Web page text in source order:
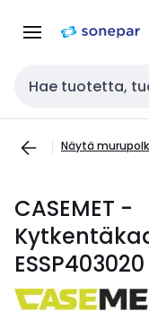
navigointiinsisältöön
Haku
Näytä
CASEMET -